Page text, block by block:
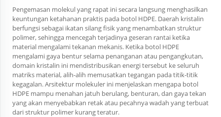
Pengemasan molekul yang rapat ini secara langsung menghasilkan
keuntungan ketahanan praktis pada botol HDPE. Daerah kristalin
berfungsi sebagai ikatan silang fisik yang menambatkan struktur
polimer, sehingga mencegah terjadinya geseran rantai ketika
material mengalami tekanan mekanis. Ketika botol HDPE
mengalami gaya bentur selama penanganan atau pengangkutan,
domain kristalin ini mendistribusikan energi tersebut ke seluruh
matriks material, alih-alih memusatkan tegangan pada titik-titik
kegagalan. Arsitektur molekuler ini menjelaskan mengapa botol
HDPE mampu menahan jatuh berulang, benturan, dan gaya tekan
yang akan menyebabkan retak atau pecahnya wadah yang terbuat
dari struktur polimer kurang teratur.